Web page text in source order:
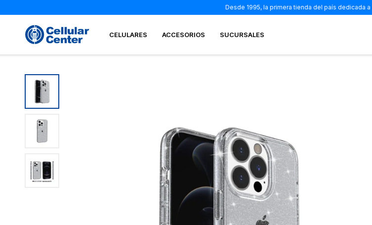
CELULARES ACCESORIOS SUCURSALES
Desde 1995, la primera tienda del país dedicada